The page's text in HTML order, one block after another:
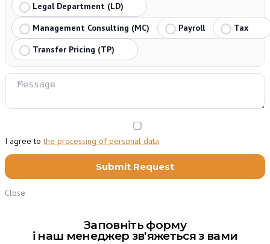
Legal Department (LD)
Management Consulting (MC)
Payroll
Tax
Transfer Pricing (TP)
I agree tothe processing of personal data
Close
Заповніть форму
і наш менеджер зв'яжеться з вами